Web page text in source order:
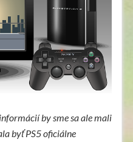
by sme sa ale mali
byť PS5 oficiálne